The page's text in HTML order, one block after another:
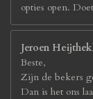
opties open.
Jeroen
Beste,
Zijn de bekers
Dan is het ons